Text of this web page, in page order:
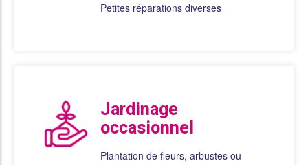
Petites réparations diverses
Jardinage
occasionnel
Plantation de fleurs, arbustes ou